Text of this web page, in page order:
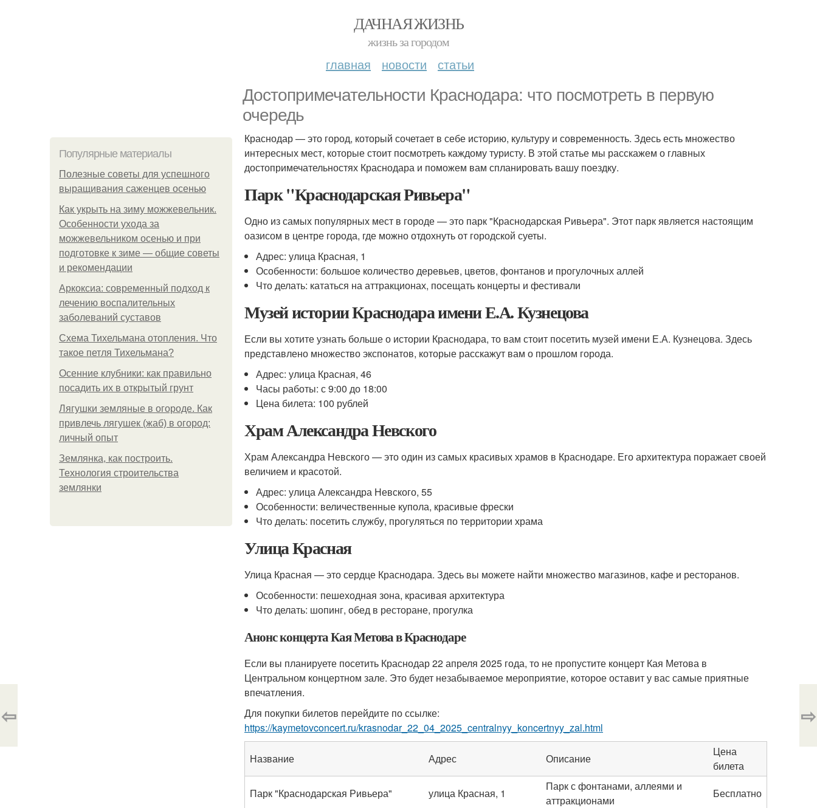
ДАЧНАЯ ЖИЗНЬ
жизнь за городом
главная новости статьи
Достопримечательности Краснодара: что посмотреть в первую
очередь
Популярные материалы
Полезные советы для успешного
выращивания саженцев осенью
Как укрыть на зиму можжевельник.
Особенности ухода за
можжевельником осенью и при
подготовке к зиме — общие советы
и рекомендации
Аркоксиа: современный подход к
лечению воспалительных
заболеваний суставов
Схема Тихельмана отопления. Что
такое петля Тихельмана?
Осенние клубники: как правильно
посадить их в открытый грунт
Лягушки земляные в огороде. Как
привлечь лягушек (жаб) в огород:
личный опыт
Землянка, как построить.
Технология строительства
землянки
Краснодар — это город, который сочетает в себе историю, культуру и современность. Здесь есть множество
интересных мест, которые стоит посмотреть каждому туристу. В этой статье мы расскажем о главных
достопримечательностях Краснодара и поможем вам спланировать вашу поездку.
Парк "Краснодарская Ривьера"
Одно из самых популярных мест в городе — это парк "Краснодарская Ривьера". Этот парк является настоящим
оазисом в центре города, где можно отдохнуть от городской суеты.
Адрес: улица Красная, 1
Особенности: большое количество деревьев, цветов, фонтанов и прогулочных аллей
Что делать: кататься на аттракционах, посещать концерты и фестивали
Музей истории Краснодара имени Е.А. Кузнецова
Если вы хотите узнать больше о истории Краснодара, то вам стоит посетить музей имени Е.А. Кузнецова. Здесь
представлено множество экспонатов, которые расскажут вам о прошлом города.
Адрес: улица Красная, 46
Часы работы: с 9:00 до 18:00
Цена билета: 100 рублей
Храм Александра Невского
Храм Александра Невского — это один из самых красивых храмов в Краснодаре. Его архитектура поражает своей
величием и красотой.
Адрес: улица Александра Невского, 55
Особенности: величественные купола, красивые фрески
Что делать: посетить службу, прогуляться по территории храма
Улица Красная
Улица Красная — это сердце Краснодара. Здесь вы можете найти множество магазинов, кафе и ресторанов.
Особенности: пешеходная зона, красивая архитектура
Что делать: шопинг, обед в ресторане, прогулка
Анонс концерта Кая Метова в Краснодаре
Если вы планируете посетить Краснодар 22 апреля 2025 года, то не пропустите концерт Кая Метова в
Центральном концертном зале. Это будет незабываемое мероприятие, которое оставит у вас самые приятные
впечатления.
Для покупки билетов перейдите по ссылке:
https://kaymetovconcert.ru/krasnodar_22_04_2025_centralnyy_koncertnyy_zal.html
Название Адрес Описание
Цена
билета
Парк "Краснодарская Ривьера"
улица Красная, 1
Парк с фонтанами, аллеями и
аттракционами
Бесплатно
⇦ ⇨